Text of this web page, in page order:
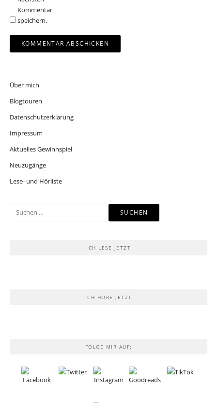
Kommentar
speichern.
Über mich
Blogtouren
Datenschutzerklärung
Impressum
Aktuelles Gewinnspiel
Neuzugänge
Lese- und Hörliste
Suchen
ICH LESE JETZT
ICH HÖRE JETZT
FOLGE MIR AUF: